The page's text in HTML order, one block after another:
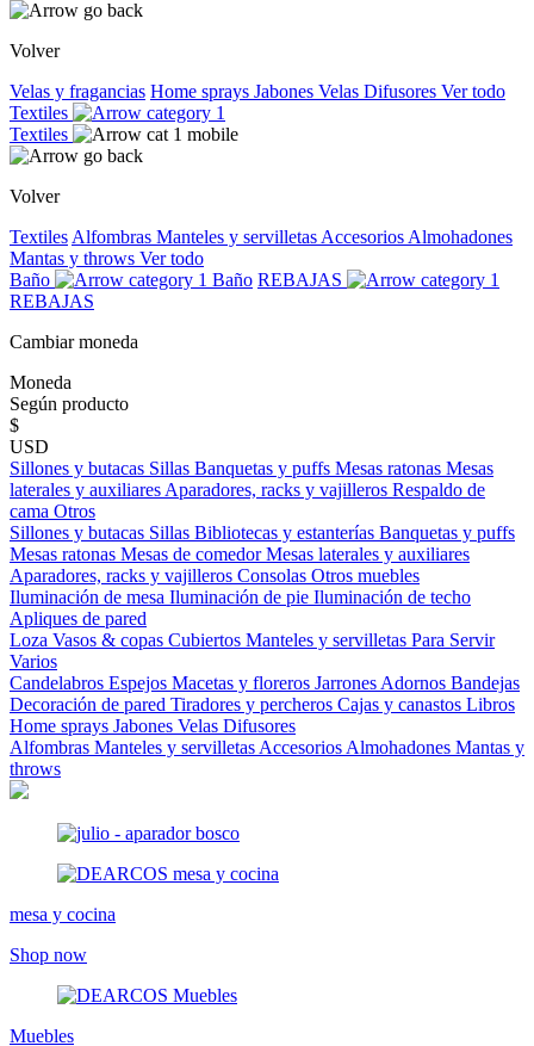
Volver
Velas y fragancias Home sprays Jabones Velas Difusores Ver todo
Textiles
Textiles
Volver
Textiles Alfombras Manteles y servilletas Accesorios Almohadones
Mantas y throws Ver todo
Baño
Baño REBAJAS
REBAJAS
Cambiar moneda
Moneda
Según producto
$
USD
Sillones y butacas Sillas Banquetas y puffs Mesas ratonas Mesas
laterales y auxiliares Aparadores, racks y vajilleros Respaldo de
cama Otros
Sillones y butacas Sillas Bibliotecas y estanterías Banquetas y puffs
Mesas ratonas Mesas de comedorMesas laterales y auxiliares
Aparadores, racks y vajilleros Consolas Otros muebles
Iluminación de mesa Iluminación de pie Iluminación de techo
Apliques de pared
Loza Vasos & copas Cubiertos Manteles y servilletas Para Servir
Varios
Candelabros Espejos Macetas y floreros Jarrones Adornos Bandejas
Decoración de pared Tiradores y percheros Cajas y canastos Libros
Home sprays Jabones Velas Difusores
Alfombras Manteles y servilletas Accesorios Almohadones Mantas y
throws
mesa y cocina
Shop now
Muebles